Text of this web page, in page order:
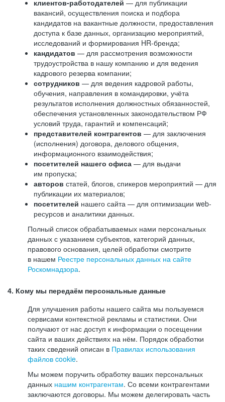
клиентов-работодателей — для публикации
вакансий, осуществления поиска и подбора
кандидатов на вакантные должности, предоставления
доступа к базе данных, организацию мероприятий,
исследований и формирования HR-бренда;
кандидатов — для рассмотрения возможности
трудоустройства в нашу компанию и для ведения
кадрового резерва компании;
сотрудников — для ведения кадровой работы,
обучения, направления в командировки, учёта
результатов исполнения должностных обязанностей,
обеспечения установленных законодательством РФ
условий труда, гарантий и компенсаций;
представителей контрагентов — для заключения
(исполнения) договора, делового общения,
информационного взаимодействия;
посетителей нашего офиса — для выдачи
им пропуска;
авторов статей, блогов, спикеров мероприятий — для
публикации их материалов;
посетителей нашего сайта — для оптимизации web-
ресурсов и аналитики данных.
Полный список обрабатываемых нами персональных
данных с указанием субъектов, категорий данных,
правового основания, целей обработки смотрите
в нашем Реестре персональных данных на сайте
Роскомнадзора.
4. Кому мы передаём персональные данные
Для улучшения работы нашего сайта мы пользуемся
сервисами контекстной рекламы и статистики. Они
получают от нас доступ к информации о посещении
сайта и ваших действиях на нём. Порядок обработки
таких сведений описан в Правилах использования
файлов cookie.
Мы можем поручить обработку ваших персональных
данных нашим контрагентам. Со всеми контрагентами
заключаются договоры. Мы можем делегировать часть